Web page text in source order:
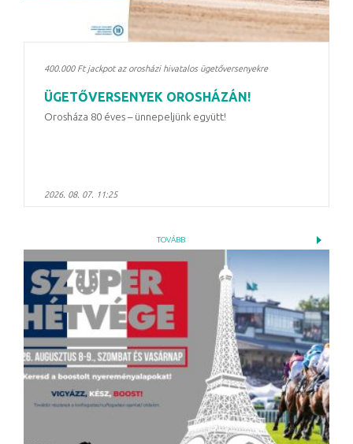
400.000 Ft jackpot az orosházi hivatalos ügetőversenyekre
ÜGETŐVERSENYEK OROSHÁZÁN!
Orosháza 80 éves – ünnepeljünk együtt!
2026. 08. 07. 11:25
TOVÁBB